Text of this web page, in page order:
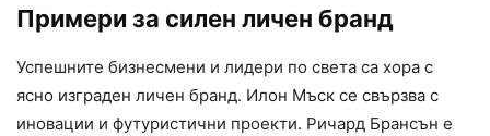
Примери за силен личен бранд
Успешните бизнесмени и лидери по света са хора с
ясно изграден личен бранд. Илон Мъск се свързва с
иновации и футуристични проекти. Ричард Брансън е